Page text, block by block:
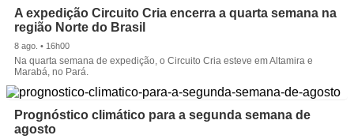
A expedição Circuito Cria encerra a quarta semana na
região Norte do Brasil
8 ago. • 16h00
Na quarta semana de expedição, o Circuito Cria esteve em Altamira e
Marabá, no Pará.
Prognóstico climático para a segunda semana de
agosto